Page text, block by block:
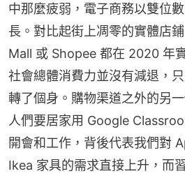
中那麼疲弱，電子商務以雙位
長。對比起街上凋零的實體店
Mall 或 Shopee 都在 2020 年
社會總體消費力並沒有減退，
轉了個身。購物渠道之外的另
人們要居家用 Google
開會和工作，背後代表我們對
Ikea 家具的需求直接上升，而